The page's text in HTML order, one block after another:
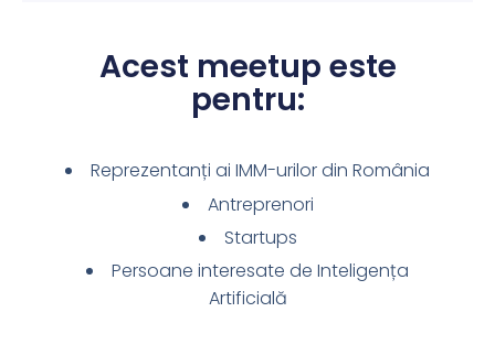
Acest meetup este
pentru:
Reprezentanți ai IMM-urilor din România
Antreprenori
Startups
Persoane interesate de Inteligența
Artificială